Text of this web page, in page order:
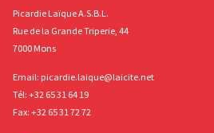
Picardie Laïque A.S.B.L.
Rue de la Grande Triperie, 44
7000 Mons
Email: picardie.laique@laicite.net
Tél: +32 65 31 64 19
Fax: +32 65 31 72 72